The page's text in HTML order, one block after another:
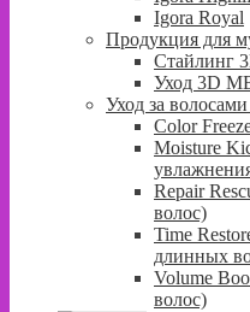
Igora Royal
Продукция для
Стайлинг
Уход 3D
Уход за
Color
Moisture
Repair
волос)
Time
длинных
Volume
волос)